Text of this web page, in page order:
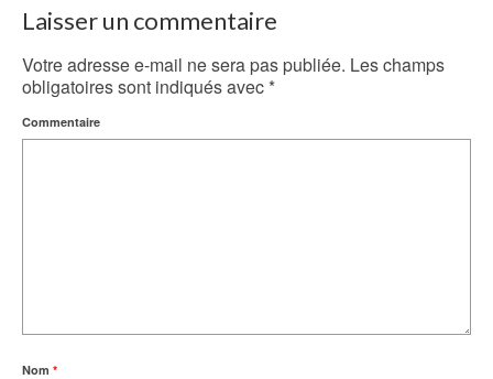
Laisser un commentaire
Votre adresse e-mail ne sera pas publiée. Les champs
obligatoires sont indiqués avec *
Commentaire
Nom *